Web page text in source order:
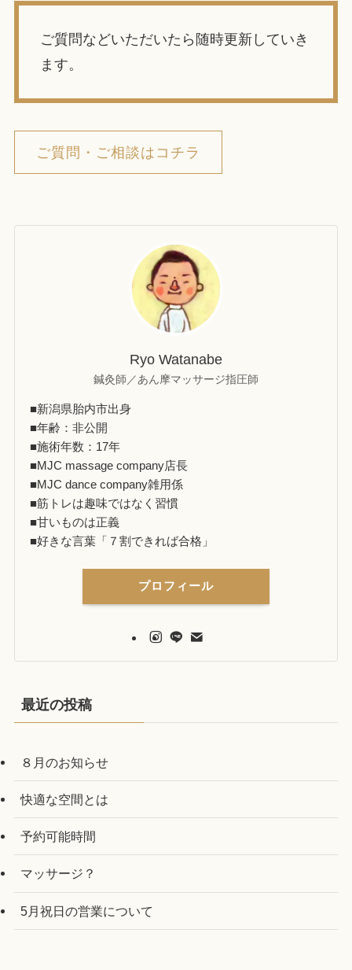
ご質問などいただいたら随時更新していき
ます。
ご質問・ご相談はコチラ
Ryo Watanabe
鍼灸師／あん摩マッサージ指圧師
■新潟県胎内市出身
■年齢：非公開
■施術年数：17年
■MJC massage company店長
■MJC dance company雑用係
■筋トレは趣味ではなく習慣
■甘いものは正義
■好きな言葉「７割できれば合格」
プロフィール
最近の投稿
８月のお知らせ
快適な空間とは
予約可能時間
マッサージ？
5月祝日の営業について